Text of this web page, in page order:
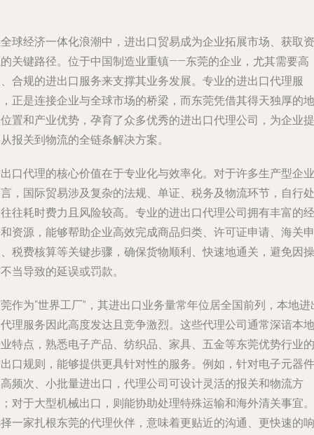
球经济一体化浪潮中，进出口贸易成为企业拓展市场、获取资
关键路径。位于中国制造业重镇——东莞的企业，尤其需要高
合规的进出口服务来支撑其业务发展。专业的进出口代理服
正是连接企业与全球市场的桥梁，而东莞凭借其得天独厚的地
置和产业优势，孕育了众多优秀的进出口代理公司，为企业提
报关到物流的全链条解决方案。
口代理的核心价值在于专业化与效率化。对于许多生产型企业
，国际贸易涉及复杂的法规、单证、税务及物流环节，自行处
往耗时费力且风险较高。专业的进出口代理公司拥有丰富的经
资源，能够帮助企业高效完成商品归类、许可证申请、海关申
税费核算等关键步骤，确保货物顺利、快速地通关，避免因操
当导致的延误或罚款。
作为“世界工厂”，其进出口业务量常年位居全国前列，本地进
理服务因此高度发达且竞争激烈。这些代理公司通常深谙本地
特点，熟悉电子产品、纺织品、家具、五金等东莞优势行业的
口规则，能够提供更具针对性的服务。例如，针对电子元器件
频次、小批量进出口，代理公司可设计灵活的报关和物流方
对于大型机械出口，则能协助处理特殊运输和海外清关事宜。
一家扎根东莞的代理伙伴，意味着更贴近的沟通、更快速的响